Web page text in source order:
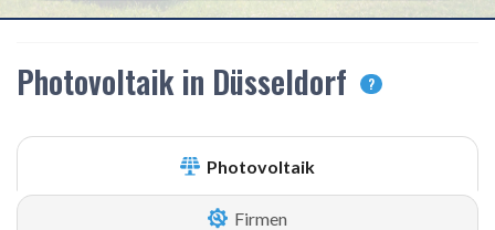
Photovoltaik in Düsseldorf ?
Photovoltaik
Firmen